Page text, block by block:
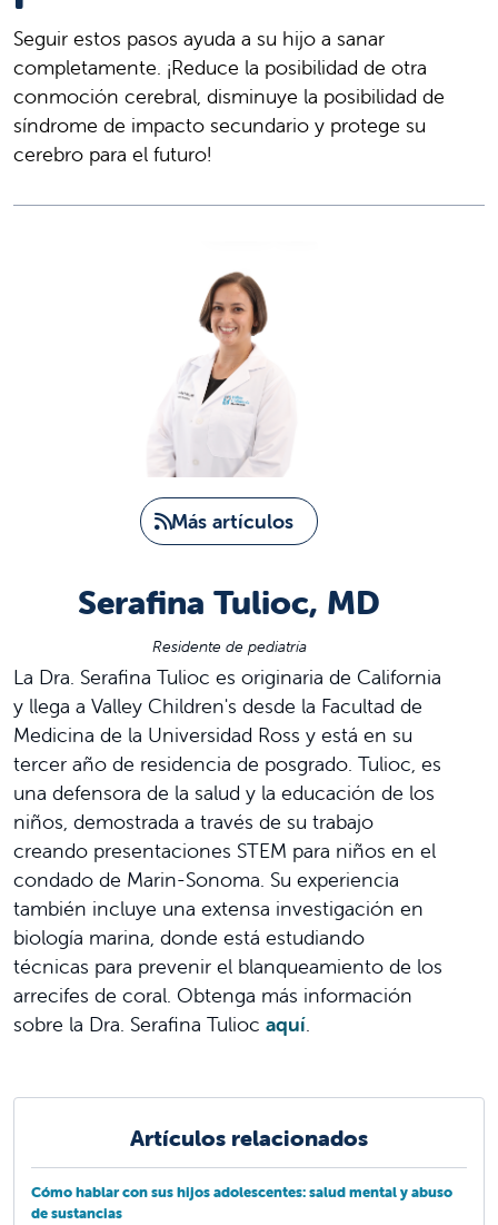
Seguir estos pasos ayuda a su hijo a sanar
completamente. ¡Reduce la posibilidad de otra
conmoción cerebral, disminuye la posibilidad de
síndrome de impacto secundario y protege su
cerebro para el futuro!
Más artículos
Serafina Tulioc, MD
Residente de pediatría
La Dra. Serafina Tulioc es originaria de California
y llega a Valley Children's desde la Facultad de
Medicina de la Universidad Ross y está en su
tercer año de residencia de posgrado. Tulioc, es
una defensora de la salud y la educación de los
niños, demostrada a través de su trabajo
creando presentaciones STEM para niños en el
condado de Marin-Sonoma. Su experiencia
también incluye una extensa investigación en
biología marina, donde está estudiando
técnicas para prevenir el blanqueamiento de los
arrecifes de coral. Obtenga más información
sobre la Dra. Serafina Tulioc aquí.
Artículos relacionados
Cómo hablar con sus hijos adolescentes: salud mental y abuso
de sustancias